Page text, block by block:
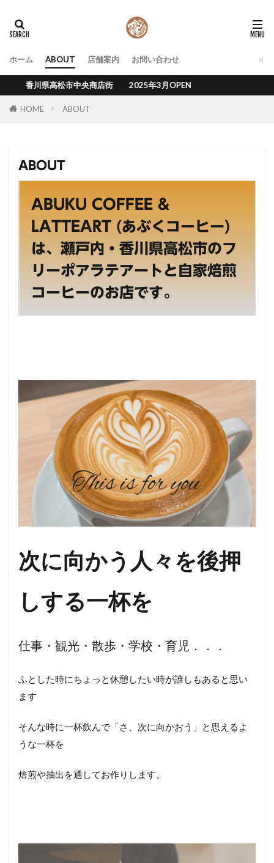
ホーム ABOUT 店舗案内 お問い合わせ
川県高松市中央商店街 2025年3月OPEN
HOME ABOUT
ABOUT
ABUKU COFFEE &
LATTEART (あぶくコーヒー)
は、瀬戸内・香川県高松市のフ
リーポアラテアートと自家焙煎
コーヒーのお店です。
次に向かう人々を後押
しする一杯を
仕事・観光・散歩・学校・育児．．．
ふとした時にちょっと休憩したい時が誰しもあると思い
ます
そんな時に一杯飲んで「さ、次に向かおう」と思えるよ
うな一杯を
焙煎や抽出を通してお作りします。
タグ
ラテアート描き方
ラテアート知識